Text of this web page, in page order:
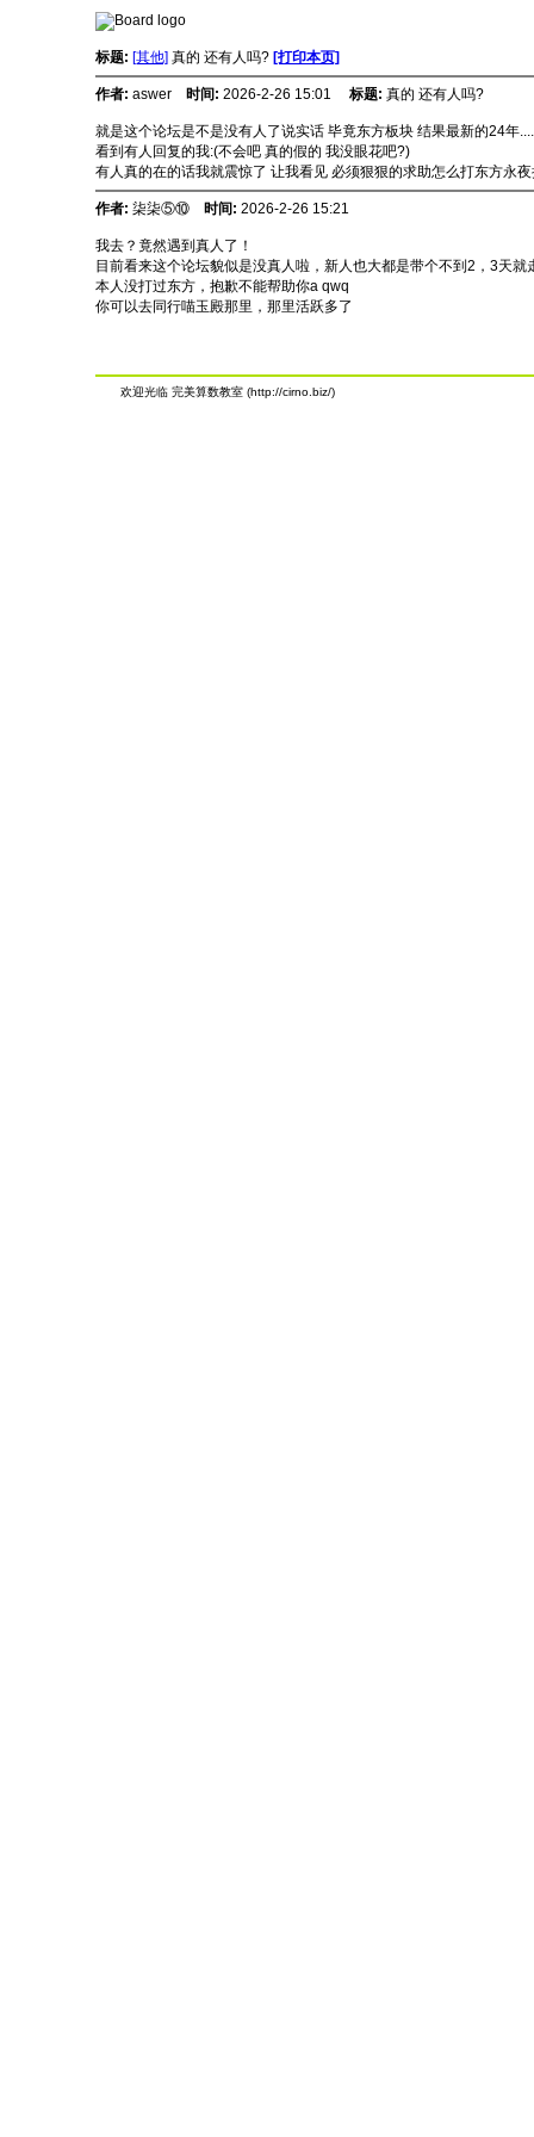
标题: [其他] 真的 还有人吗? [打印本页]
作者: aswer 时间: 2026-2-26 15:01 标题: 真的 还有人吗?
就是这个论坛是不是没有人了说实话 毕竟东方板块 结果最新的24年....
看到有人回复的我:(不会吧 真的假的 我没眼花吧?)
有人真的在的话我就震惊了 让我看见 必须狠狠的求助怎么打东方永
作者: 柒柒⑤⑩ 时间: 2026-2-26 15:21
我去？竟然遇到真人了！
目前看来这个论坛貌似是没真人啦，新人也大都是带个不到2，3天就
本人没打过东方，抱歉不能帮助你a qwq
你可以去同行喵玉殿那里，那里活跃多了
欢迎光临 完美算数教室 (http://cirno.biz/)